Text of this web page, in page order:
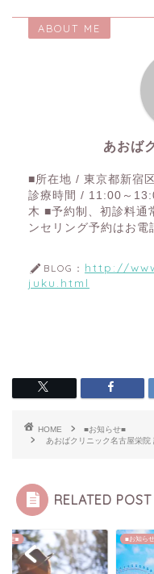
ABOUT ME
あおば
■所在地 / 東京都新宿
診療時間 / 11:00～
木 ■予約制、初診料
ンセリング予約はお電
BLOG： http://
juku.html
HOME
■お知らせ■
あおばクリニック名古屋栄
RELATED POST
らせ■ ■お知ら